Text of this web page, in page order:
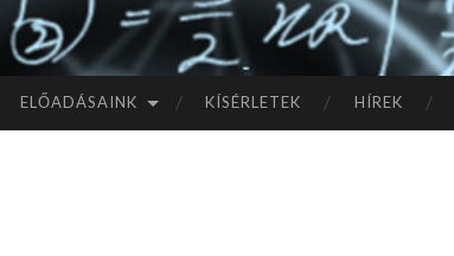
ELŐADÁSAINK KÍSÉRLETEK HÍREK